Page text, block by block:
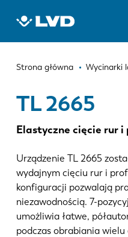
Ścieżka
Strona główna Wycinarki
TL 2665
Elastyczne cięcie rur
Urządzenie TL 2665
wydajnym cięciu rur i
konfiguracji pozwalają
niezawodnością. 7-
umożliwia łatwe,
podczas obrabiania
TL 2665
WYCINARKI LASEROWE
NOŻYCE GILOTYNOWE
OPROGRAMOWANIE
OBSŁUGA KLIENTA